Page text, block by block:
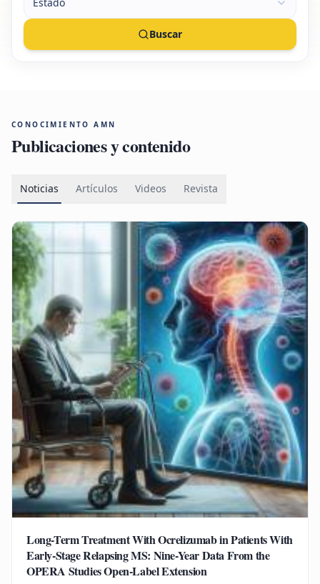
Buscar
CONOCIMIENTO AMN
Publicaciones y contenido
Noticias Artículos Videos Revista
Long-Term Treatment With Ocrelizumab in Patients With
Early-Stage Relapsing MS: Nine-Year Data From the
OPERA Studies Open-Label Extension